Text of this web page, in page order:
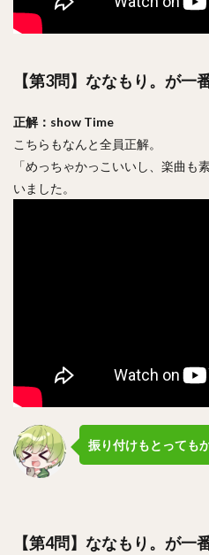
【第3問】ななもり。が一
正解：show Time
こちらもなんと全員正解。
「めっちゃかっこいいし、楽曲も
いました。
振り付けもとっても
【第4問】ななもり。が一